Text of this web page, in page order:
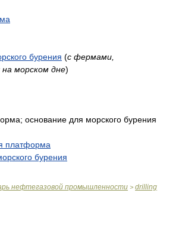
бурения (с фермами,
морском дне)
основание для морского бурения
платформа
бурения
нефтегазовой промышленности > drilling